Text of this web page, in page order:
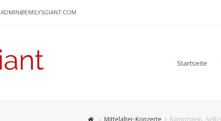
ADMIN@EMILYSGIANT.COM
Startseite
Mittelalter-Konzerte Rammstein,